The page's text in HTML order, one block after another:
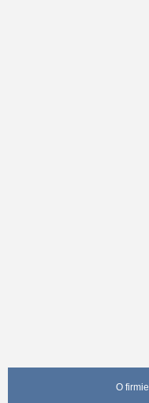
O firmie